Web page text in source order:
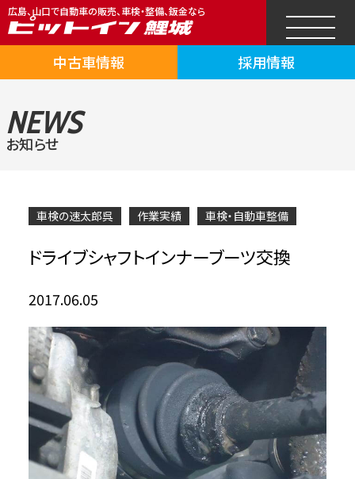
広島、山口で自動車の販売、車検・整備、鈑金なら
中古車情報 採用情報
NEWS
お知らせ
車検の速太郎呉 作業実績 車検・自動車整備
ドライブシャフトインナーブーツ交換
2017.06.05